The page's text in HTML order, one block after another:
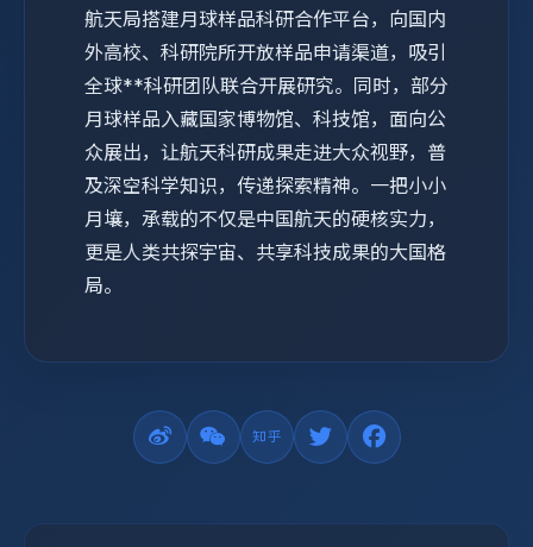
航天局搭建月球样品科研合作平台，向国内
外高校、科研院所开放样品申请渠道，吸引
全球**科研团队联合开展研究。同时，部分
月球样品入藏国家博物馆、科技馆，面向公
众展出，让航天科研成果走进大众视野，普
及深空科学知识，传递探索精神。一把小小
月壤，承载的不仅是中国航天的硬核实力，
更是人类共探宇宙、共享科技成果的大国格
局。